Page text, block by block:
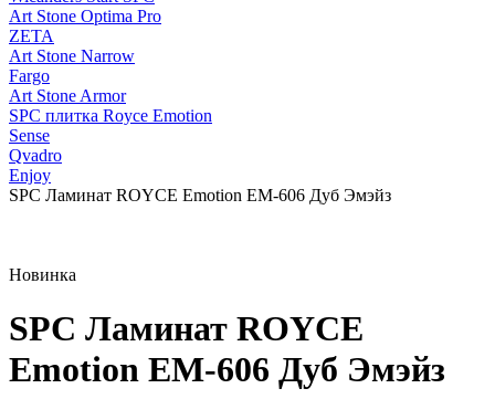
Art Stone Optima Pro
ZETA
Art Stone Narrow
Fargo
Art Stone Armor
SPC плитка Royce Emotion
Sense
Qvadro
Enjoy
SPC Ламинат ROYCE Emotion EM-606 Дуб Эмэйз
Новинка
SPC Ламинат ROYCE
Emotion EM-606 Дуб Эмэйз